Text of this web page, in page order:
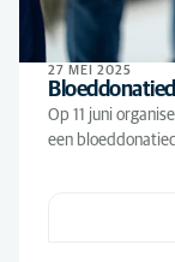
27 MEI 2025
Op 11 juni
een